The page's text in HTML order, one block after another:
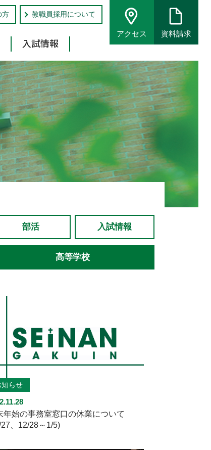
資料請求
アクセス
教職員採用について
方
入試情報
部活 入試情報
高等学校
知らせ
年始の事務室窓口の休業について
27、12/28～1/5)